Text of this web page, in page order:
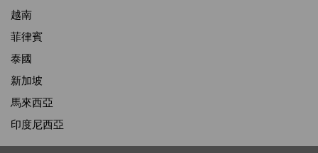
越南
菲律賓
泰國
新加坡
馬來西亞
印度尼西亞